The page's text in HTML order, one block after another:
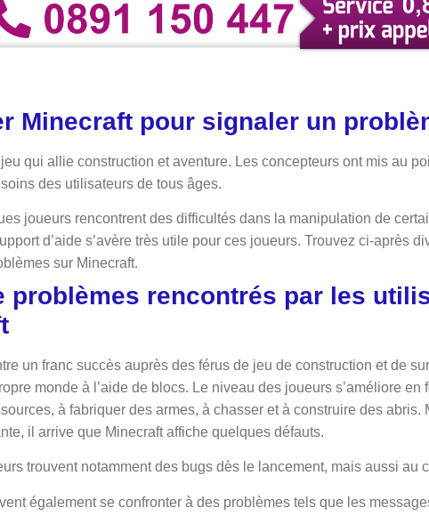
Minecraft pour signaler un
qui allie construction et aventure. Les concepteurs ont mis au
des utilisateurs de tous âges.
joueurs rencontrent des difficultés dans la manipulation de
d’aide s’avère très utile pour ces joueurs. Trouvez ci-après
sur Minecraft.
problèmes rencontrés par les
un franc succès auprès des férus de jeu de construction et de
monde à l’aide de blocs. Le niveau des joueurs s’améliore en
à fabriquer des armes, à chasser et à construire des abris.
il arrive que Minecraft affiche quelques défauts.
trouvent notamment des bugs dès le lancement, mais aussi au
également se confronter à des problèmes tels que les